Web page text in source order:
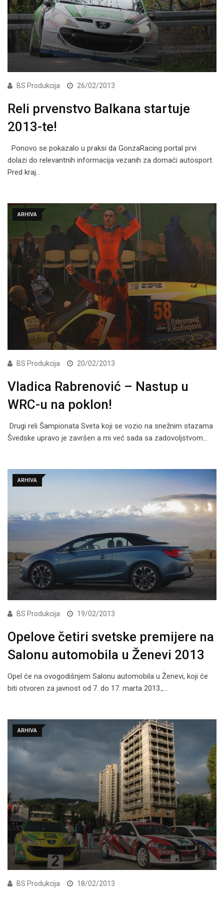
BS Produkcija 26/02/2013
Reli prvenstvo Balkana startuje
2013-te!
Ponovo se pokazalo u praksi da GonzaRacing portal prvi
dolazi do relevantnih informacija vezanih za domaći autosport.
Pred kraj…
ARHIVA
BS Produkcija 20/02/2013
Vladica Rabrenović – Nastup u
WRC-u na poklon!
Drugi reli Šampionata Sveta koji se vozio na snežnim stazama
Švedske upravo je završen a mi već sada sa zadovoljstvom…
ARHIVA
BS Produkcija 19/02/2013
Opelove četiri svetske premijere na
Salonu automobila u Ženevi 2013
Opel će na ovogodišnjem Salonu automobila u Ženevi, koji će
biti otvoren za javnost od 7. do 17. marta 2013.,…
ARHIVA
BS Produkcija 18/02/2013